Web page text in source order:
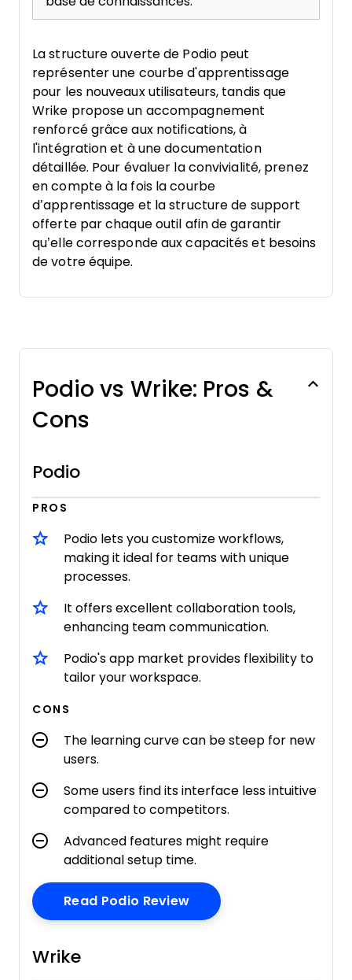
La structure ouverte de Podio peut
représenter une courbe d'apprentissage
pour les nouveaux utilisateurs, tandis que
Wrike propose un accompagnement
renforcé grâce aux notifications, à
l'intégration et à une documentation
détaillée. Pour évaluer la convivialité, prenez
en compte à la fois la courbe
d’apprentissage et la structure de support
offerte par chaque outil afin de garantir
qu’elle corresponde aux capacités et besoins
de votre équipe.
Podio vs Wrike: Pros &
Cons
Podio
PROS
Podio lets you customize workflows,
making it ideal for teams with unique
processes.
It offers excellent collaboration tools,
enhancing team communication.
Podio's app market provides flexibility to
tailor your workspace.
CONS
The learning curve can be steep for new
users.
Some users find its interface less intuitive
compared to competitors.
Advanced features might require
additional setup time.
Read Podio ReviewOpens New Window
Wrike